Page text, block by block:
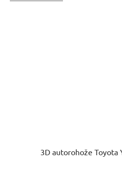
3D autorohože Toyota